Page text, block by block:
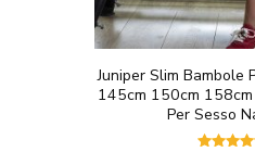
Juniper Slim Bambole
145cm 150cm
Per Sesso